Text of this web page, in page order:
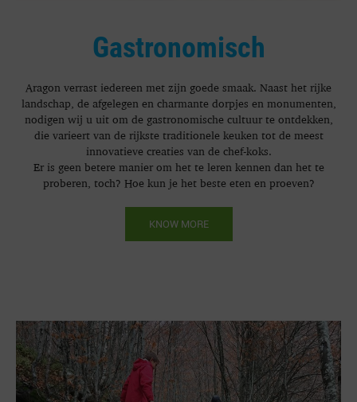
Gastronomisch
Aragon verrast iedereen met zijn goede smaak. Naast het rijke
landschap, de afgelegen en charmante dorpjes en monumenten,
nodigen wij u uit om de gastronomische cultuur te ontdekken,
die varieert van de rijkste traditionele keuken tot de meest
innovatieve creaties van de chef-koks.
Er is geen betere manier om het te leren kennen dan het te
proberen, toch? Hoe kun je het beste eten en proeven?
KNOW MORE